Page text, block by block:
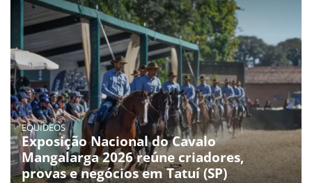
EQUÍDEOS
Exposição Nacional do Cavalo
Mangalarga 2026 reúne criadores,
provas e negócios em Tatuí (SP)